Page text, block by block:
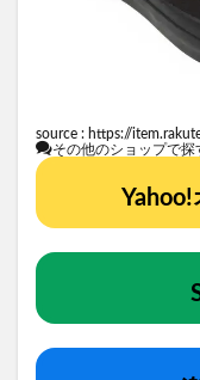
source : https://
その他のショップで探